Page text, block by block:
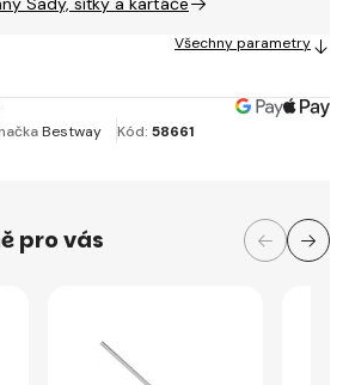
Všechny parametry
Bestway Kód: 58661
pro vás